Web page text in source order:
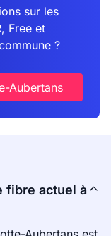
sur les
Free et
?
Aubertans
fibre actuel à